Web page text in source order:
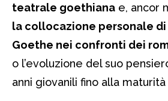
teatrale goethiana e, ancor
la collocazione personale di
Goethe nei confronti dei
o l’evoluzione del suo
anni giovanili fino alla maturità